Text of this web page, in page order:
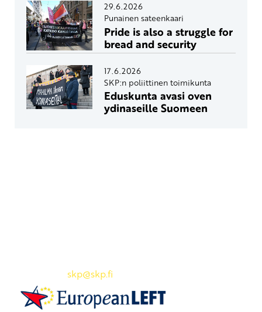
29.6.2026
Punainen sateenkaari
Pride is also a struggle for
bread and security
17.6.2026
SKP:n poliittinen toimikunta
Eduskunta avasi oven
ydinaseille Suomeen
skp@skp.fi